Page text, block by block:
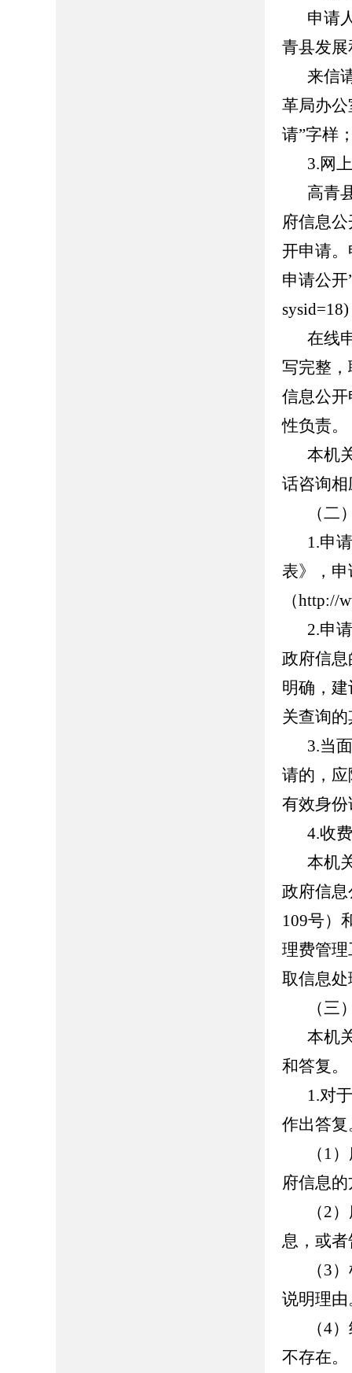
申请
青县发
来信
革局办
请”字样
3.网
高青
府信息
开申请
申请公开
在线
写完整
信息公
性负责
本机
话咨询
（二
1.申
表》，
（http://
2.申
政府信
明确，
关查询
3.当
请的，
有效身
4.收
本机
政府信
109号）
理费管
取信息
（
本机
和答复。
1.对
作出答复
（1
府信息
（2
息，或
（3
说明理由
（4
不存在。